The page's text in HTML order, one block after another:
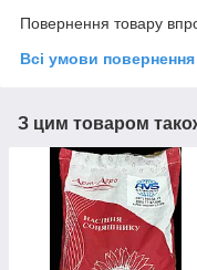
Повернення товару
Всі умови повернення
З цим товаром